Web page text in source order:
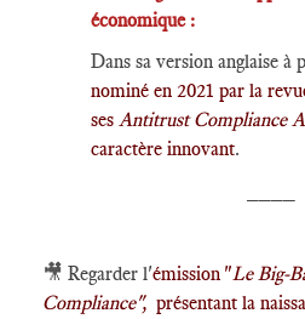
économique :
Dans sa version anglaise à
nominé en 2021 par la
ses Antitrust Compliance
caractère innovant.
🎥 Regarder l'émission "Le Big-
Compliance", présentant la